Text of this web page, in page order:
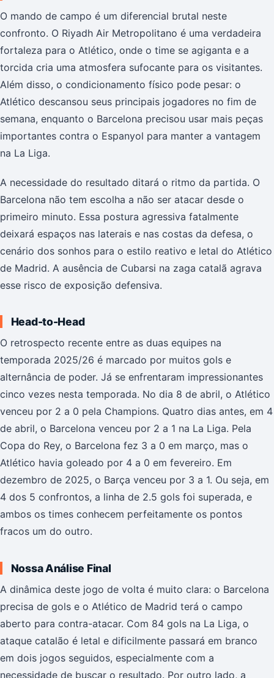
O mando de campo é um diferencial brutal neste
confronto. O Riyadh Air Metropolitano é uma verdadeira
fortaleza para o Atlético, onde o time se agiganta e a
torcida cria uma atmosfera sufocante para os visitantes.
Além disso, o condicionamento físico pode pesar: o
Atlético descansou seus principais jogadores no fim de
semana, enquanto o Barcelona precisou usar mais peças
importantes contra o Espanyol para manter a vantagem
na La Liga.
A necessidade do resultado ditará o ritmo da partida. O
Barcelona não tem escolha a não ser atacar desde o
primeiro minuto. Essa postura agressiva fatalmente
deixará espaços nas laterais e nas costas da defesa, o
cenário dos sonhos para o estilo reativo e letal do Atlético
de Madrid. A ausência de Cubarsi na zaga catalã agrava
esse risco de exposição defensiva.
Head-to-Head
O retrospecto recente entre as duas equipes na
temporada 2025/26 é marcado por muitos gols e
alternância de poder. Já se enfrentaram impressionantes
cinco vezes nesta temporada. No dia 8 de abril, o Atlético
venceu por 2 a 0 pela Champions. Quatro dias antes, em 4
de abril, o Barcelona venceu por 2 a 1 na La Liga. Pela
Copa do Rey, o Barcelona fez 3 a 0 em março, mas o
Atlético havia goleado por 4 a 0 em fevereiro. Em
dezembro de 2025, o Barça venceu por 3 a 1. Ou seja, em
4 dos 5 confrontos, a linha de 2.5 gols foi superada, e
ambos os times conhecem perfeitamente os pontos
fracos um do outro.
Nossa Análise Final
A dinâmica deste jogo de volta é muito clara: o Barcelona
precisa de gols e o Atlético de Madrid terá o campo
aberto para contra-atacar. Com 84 gols na La Liga, o
ataque catalão é letal e dificilmente passará em branco
em dois jogos seguidos, especialmente com a
necessidade de buscar o resultado. Por outro lado, a